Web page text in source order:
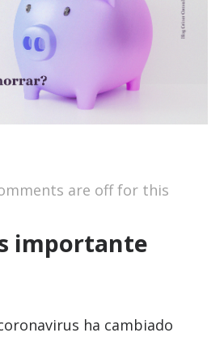
are off for this
importante
ha cambiado